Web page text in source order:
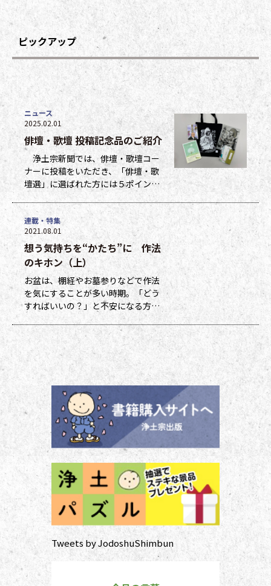
ピックアップ
俳壇・歌壇 投稿記念品のご紹介
浄土宗新聞では、俳壇・歌壇コー
ナーに投稿をいただき、「俳壇・歌
壇選」に選ばれた方には５ポイン
ト、他掲載になった方には１ポイン
トを贈呈しています。ポイントは貯
まった数に応じて、浄土宗新聞オリ
ジナルグッズなどの景品と交換でき
ます（交換・発送は下記一覧表通知
のタイミングになります）。 ポイ
ント保有者の方には、半年に一度、
ポイント数とともに記念品一覧表を
送付いたし
ニュース
2025.02.01
想う気持ちを“かたち”に 作法
のキホン（上）
お盆は、棚経やお墓参りなどで作法
を気にすることが多い時期。「どう
すればいいの？」と不安になる方も
多いのではないでしょうか。作法ば
かり気にしていては、ご先祖さまや
ご本尊さまとしっかりと向き合えま
せん。今号から２回にわたって紹介
する浄土宗の作法の基本をおさえ、
大切な方と向き合い、よりよい時間
を過ごしましょう。 袈裟のつけ方
お参りや法要の時に、ぜひ身に着け
ていた
連載・特集
2021.08.01
Tweets by JodoshuShimbun